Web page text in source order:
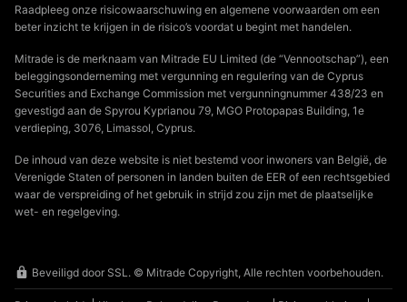
Raadpleeg onze risicowaarschuwing en algemene voorwaarden om een
beter inzicht te krijgen in de risico’s voordat u begint met handelen.
Mitrade is de merknaam van Mitrade EU Limited (de “Vennootschap”), een
beleggingsonderneming met vergunning en regulering van de Cyprus
Securities and Exchange Commission met vergunningnummer 438/23 en
gevestigd aan de Spyrou Kyprianou 79, MGO Protopapas Building, 1e
verdieping, 3076, Limassol, Cyprus.
De inhoud van deze website is niet bestemd voor inwoners van België, de
Verenigde Staten of personen in landen buiten de EER of een rechtsgebied
waar de verspreiding of het gebruik in strijd zou zijn met de plaatselijke
wet- en regelgeving.
Beveiligd door SSL. © Mitrade Copyright, Alle rechten voorbehouden.